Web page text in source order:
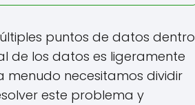
puntos de datos dentro
de los datos es ligeramente
menudo necesitamos dividir
este problema y